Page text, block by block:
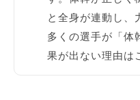
と全身が連動し、
多くの選手が「体
果が出ない理由は